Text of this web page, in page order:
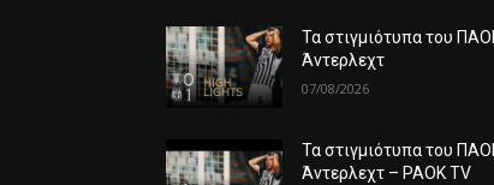
Τα στιγμιότυπα του
Άντερλεχτ
07/08/2026
Τα στιγμιότυπα του
Άντερλεχτ – PAOK TV